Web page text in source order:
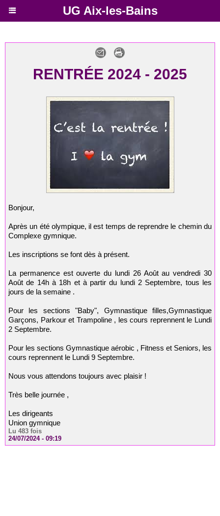
UG Aix-les-Bains
RENTRÉE 2024 - 2025
Bonjour,
Après un été olympique, il est temps de reprendre le chemin du
Complexe gymnique.
Les inscriptions se font dès à présent.
La permanence est ouverte du lundi 26 Août au vendredi 30
Août de 14h à 18h et à partir du lundi 2 Septembre, tous les
jours de la semaine .
Pour les sections "Baby", Gymnastique filles,Gymnastique
Garçons, Parkour et Trampoline , les cours reprennent le Lundi
2 Septembre.
Pour les sections Gymnastique aérobic , Fitness et Seniors, les
cours reprennent le Lundi 9 Septembre.
Nous vous attendons toujours avec plaisir !
Très belle journée ,
Les dirigeants
Union gymnique
Lu 483 fois
24/07/2024 - 09:19